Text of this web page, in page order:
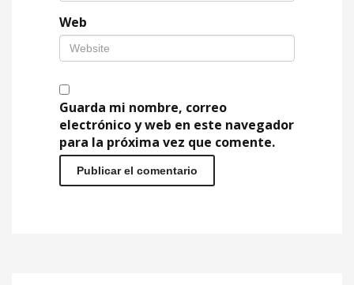
Web
Guarda mi nombre, correo
electrónico y web en este navegador
para la próxima vez que comente.